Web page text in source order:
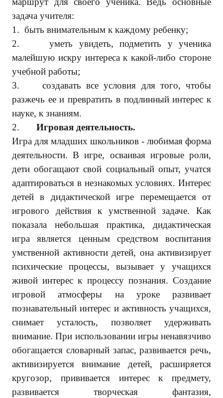
задача учителя:
1. быть внимательным к каждому ребенку;
2.
уметь увидеть, подметить у ученика
малейшую искру интереса к какой-либо стороне
учебной работы;
3.
создавать все условия для того, чтобы
разжечь ее и превратить в подлинный интерес к
науке, к знаниям.
2.
Игровая деятельность.
Игра для младших школьников - любимая форма
деятельности. В игре, осваивая игровые роли,
дети обогащают свой социальный опыт, учатся
адаптироваться в незнакомых условиях. Интерес
детей в дидактической игре перемещается от
игрового действия к умственной задаче. Как
показала небольшая практика, дидактическая
игра является ценным средством воспитания
умственной активности детей, она активизирует
психические процессы, вызывает у учащихся
живой интерес к процессу познания. Создание
игровой атмосферы на уроке развивает
познавательный интерес и активность учащихся,
снимает усталость, позволяет удерживать
внимание. При использовании игры ненавязчиво
обогащается словарный запас, развивается речь,
активизируется внимание детей, расширяется
кругозор, прививается интерес к предмету,
развивается творческая фантазия,